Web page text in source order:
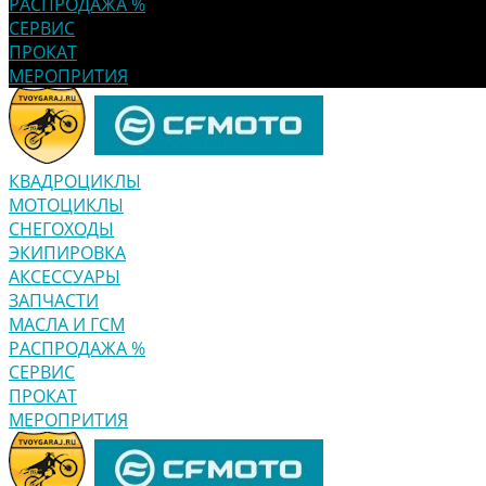
СЕРВИС
ПРОКАТ
МЕРОПРИТИЯ
КВАДРОЦИКЛЫ
МОТОЦИКЛЫ
СНЕГОХОДЫ
ЭКИПИРОВКА
АКСЕССУАРЫ
ЗАПЧАСТИ
МАСЛА И ГСМ
РАСПРОДАЖА %
СЕРВИС
ПРОКАТ
МЕРОПРИТИЯ